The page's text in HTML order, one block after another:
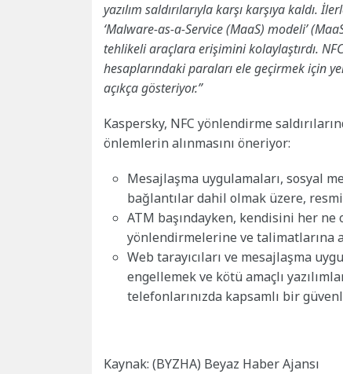
yazılım saldırılarıyla karşı karşıya kaldı.
‘Malware-as-a-Service (MaaS) modeli’
tehlikeli araçlara erişimini kolaylaştırdı.
hesaplarındaki paraları ele geçirmek için
açıkça gösteriyor.”
Kaspersky, NFC yönlendirme
önlemlerin alınmasını öneriyor:
Mesajlaşma uygulamaları, sosyal
bağlantılar dahil olmak üzere,
ATM başındayken, kendisini her ne
yönlendirmelerine ve talimatlarına
Web tarayıcıları ve mesajlaşma
engellemek ve kötü amaçlı
telefonlarınızda kapsamlı bir
Kaynak: (BYZHA) Beyaz Haber Ajansı